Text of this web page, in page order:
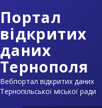
Портал
відкритих
даних
Тернополя
Вебпортал відкритих даних
Тернопільської міської ради